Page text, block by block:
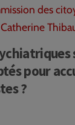
pour
?